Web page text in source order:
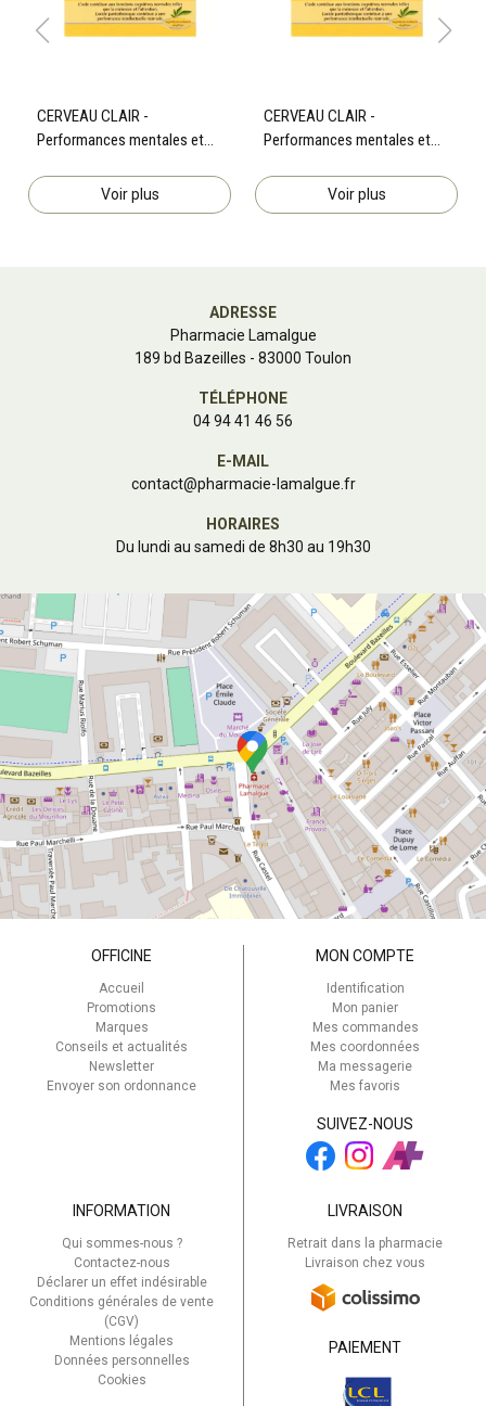
CERVEAU CLAIR -
Performances mentales et
Voir plus
CERVEAU CLAIR -
Performances mentales et
Voir plus
ADRESSE
Pharmacie Lamalgue
189 bd Bazeilles - 83000 Toulon
TÉLÉPHONE
04 94 41 46 56
E-MAIL
contact@pharmacie-lamalgue.fr
HORAIRES
Du lundi au samedi de 8h30 au 19h30
OFFICINE
Accueil
Promotions
Marques
Conseils et actualités
Newsletter
Envoyer son ordonnance
MON COMPTE
Identification
Mon panier
Mes commandes
Mes coordonnées
Ma messagerie
Mes favoris
SUIVEZ-NOUS
INFORMATION
Qui sommes-nous ?
Contactez-nous
Déclarer un effet indésirable
Conditions générales de vente
(CGV)
Mentions légales
Données personnelles
Cookies
LIVRAISON
Retrait dans la pharmacie
Livraison chez vous
PAIEMENT